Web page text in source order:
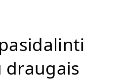
draugais